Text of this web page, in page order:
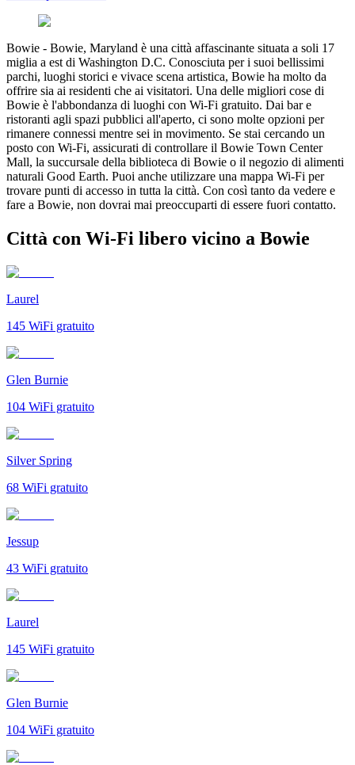
Bowie - Bowie, Maryland è una città affascinante situata a soli 17
miglia a est di Washington D.C. Conosciuta per i suoi bellissimi
parchi, luoghi storici e vivace scena artistica, Bowie ha molto da
offrire sia ai residenti che ai visitatori. Una delle migliori cose di
Bowie è l'abbondanza di luoghi con Wi-Fi gratuito. Dai bar e
ristoranti agli spazi pubblici all'aperto, ci sono molte opzioni per
rimanere connessi mentre sei in movimento. Se stai cercando un
posto con Wi-Fi, assicurati di controllare il Bowie Town Center
Mall, la succursale della biblioteca di Bowie o il negozio di alimenti
naturali Good Earth. Puoi anche utilizzare una mappa Wi-Fi per
trovare punti di accesso in tutta la città. Con così tanto da vedere e
fare a Bowie, non dovrai mai preoccuparti di essere fuori contatto.
Città con Wi-Fi libero vicino a Bowie
Laurel
145 WiFi gratuito
Glen Burnie
104 WiFi gratuito
Silver Spring
68 WiFi gratuito
Jessup
43 WiFi gratuito
Laurel
145 WiFi gratuito
Glen Burnie
104 WiFi gratuito